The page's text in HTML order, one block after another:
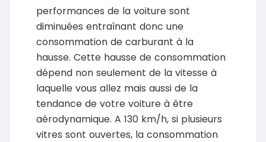
performances de la voiture sont
diminuées entraînant donc une
consommation de carburant à la
hausse. Cette hausse de consommation
dépend non seulement de la vitesse à
laquelle vous allez mais aussi de la
tendance de votre voiture à être
aérodynamique. A 130 km/h, si plusieurs
vitres sont ouvertes, la consommation